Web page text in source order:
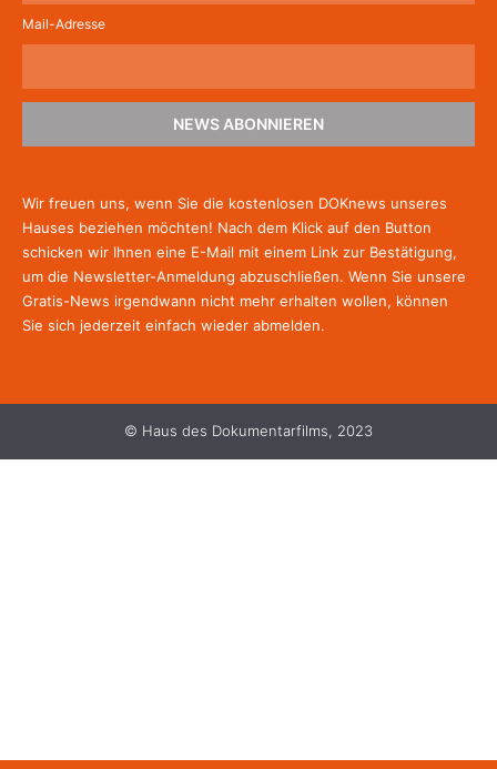
Mail-Adresse
NEWS ABONNIEREN
Wir freuen uns, wenn Sie die kostenlosen DOKnews unseres
Hauses beziehen möchten! Nach dem Klick auf den Button
schicken wir Ihnen eine E-Mail mit einem Link zur Bestätigung,
um die Newsletter-Anmeldung abzuschließen. Wenn Sie unsere
Gratis-News irgendwann nicht mehr erhalten wollen, können
Sie sich jederzeit einfach wieder abmelden.
© Haus des Dokumentarfilms, 2023